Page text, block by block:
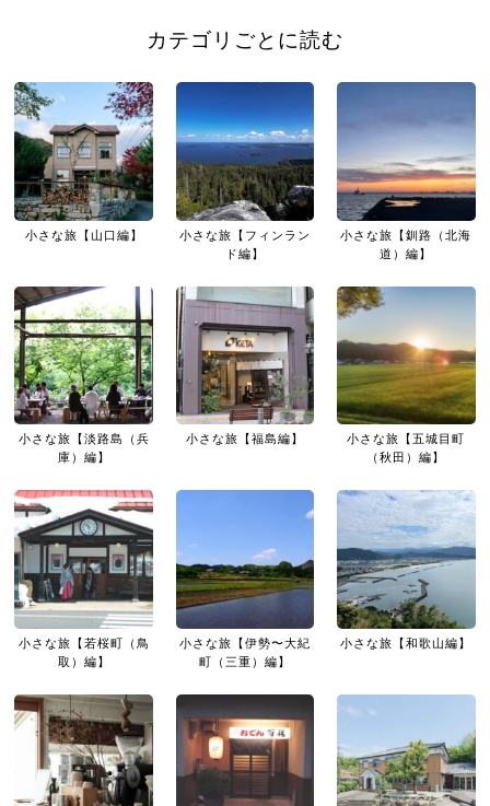
カテゴリごとに読む
小さな旅【山口編】
小さな旅【フィンラン
ド編】
小さな旅【釧路（北海
道）編】
小さな旅【淡路島（兵
庫）編】
小さな旅【福島編】
小さな旅【五城目町
（秋田）編】
小さな旅【若桜町（鳥
取）編】
小さな旅【伊勢〜大紀
町（三重）編】
小さな旅【和歌山編】